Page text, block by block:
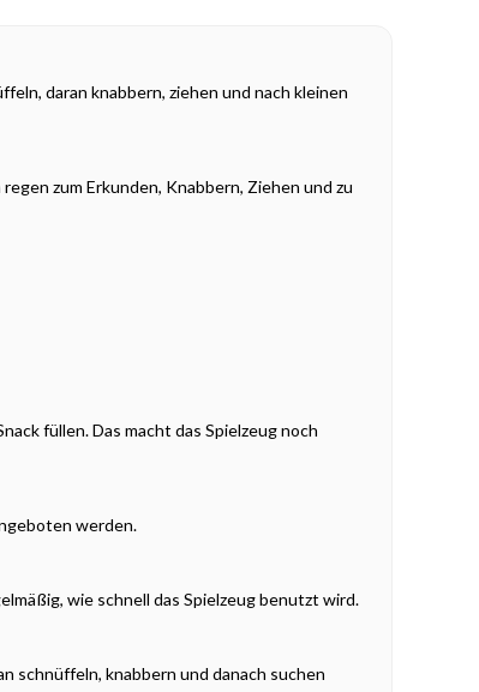
daran knabbern, ziehen und nach kleinen
zum Erkunden, Knabbern, Ziehen und zu
füllen. Das macht das Spielzeug noch
werden.
wie schnell das Spielzeug benutzt wird.
schnüffeln, knabbern und danach suchen